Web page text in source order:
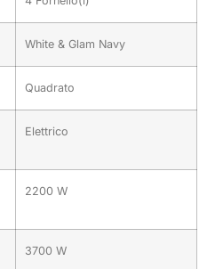
White & Glam Navy
Quadrato
Elettrico
2200 W
3700 W